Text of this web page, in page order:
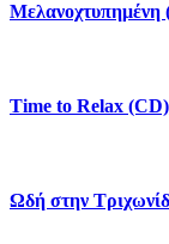
Μελανοχτυπημένη
Time to Relax
Ωδή στην